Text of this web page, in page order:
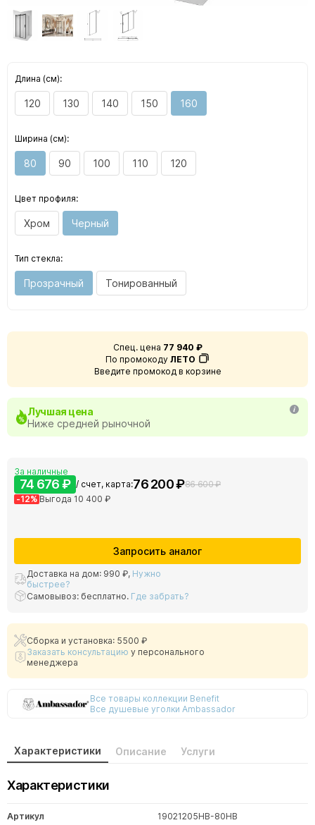
Длина (см):
120 130 140 150 160
Ширина (см):
80 90 100 110 120
Цвет профиля:
Хром Черный
Тип стекла:
Прозрачный Тонированный
Спец. цена 77 940 ₽
По промокоду ЛЕТО
Введите промокод в корзине
Лучшая цена
Ниже средней рыночной
За наличные
74 676 ₽ / счет, карта:76 200 ₽86 600 ₽
-12% Выгода 10 400 ₽
Запросить аналог
Доставка на дом: 990 ₽, Нужно
быстрее?
Самовывоз: бесплатно. Где забрать?
Сборка и установка: 5500 ₽
Заказать консультацию у персонального
менеджера
Все товары коллекции Benefit
Все душевые уголки Ambassador
Характеристики Описание Услуги
Характеристики
Артикул 19021205HB-80HB